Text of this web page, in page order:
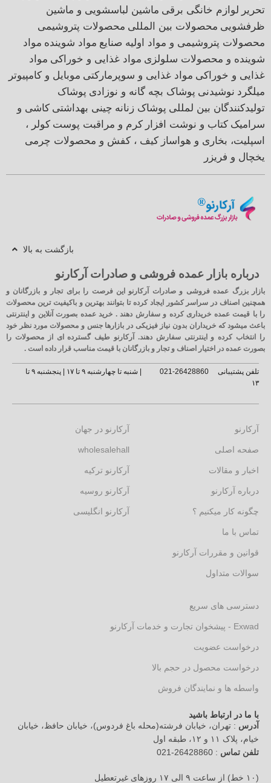
تحریر لوازم خانگی برقی ماشین لباسشویی و ماشین
ظرفشویی محصولات بین المللی محصولات پتروشیمی
محصولات پتروشیمی و مواد اولیه صنایع مواد شوینده مواد
شوینده و محصولات سلولزی مواد غذایی و خوراکی مواد
غذایی و خوراکی مواد غذایی و سوپرمارکتی موبایل و کامپیوتر
میلگرد نوشیدنی پوشاک بچه گانه و نوزادی پوشاک
تولیدکنندگان بین لمللی پوشاک زنانه چینی بهداشتی کاشی و
سرامیک کتاب و نوشت افزار کرم و مراقبت پوست کولر ،
اسپلیت، بخاری و هواساز کیف ، کفش و محصولات چرمی
یخچال و فریزر
بازگشت به بالا
درباره بازار عمده فروشی و صادرات آرکارنو
بازار بزرگ عمده فروشی و صادرات آرکارنو این فرصت را برای تجار و بازرگانان و
همچنین اصناف در سراسر کشور ایجاد کرده تا بتوانند بهترین و باکیفیت ترین محصولات
را با قیمت عمده خریداری کرده و سفارش دهند . خرید عمده بصورت آنلاین و اینترنتی
باعث میشود که خریداران بدون نیاز فیزیکی در بازارها جنس و محصولات مورد نظر خود
را انتخاب کرده و اینترنتی سفارش دهند. آرکارنو طیف گسترده ای از محصولات را
بصورت عمده در اختیار اصناف و تجار و بازرگانان با قیمت مناسب قرار داده است .
تلفن پشتیبانی 26428860-021
| شنبه تا چهارشنبه ۹ تا ۱۷ | پنجشنبه ۹ تا
۱۳
آرکارنو
صفحه اصلی
اخبار و مقالات
درباره آرکارنو
چگونه کار میکنیم ؟
تماس با ما
قوانین و مقررات آرکارنو
سوالات متداول
آرکارنو در جهان
wholesalehall
آرکارنو ترکیه
آرکارنو روسیه
آرکارنو انگلیسی
دسترسی های سریع
Exwad - پیشخوان تجارت و خدمات آرکارنو
درخواست عضویت
درخواست محصول در حجم بالا
واسطه ها و نمایندگان فروش
با ما در ارتباط باشید
آدرس : تهران، خیابان فرشته(محله باغ فردوس)، خیابان حافظ، خیابان
خیام، پلاک ۱۱ و ۱۲، طبقه اول
تلفن تماس : 26428860-021
(۱۰ خط) از ساعت ۹ الی ۱۷ روزهای غیرتعطیل